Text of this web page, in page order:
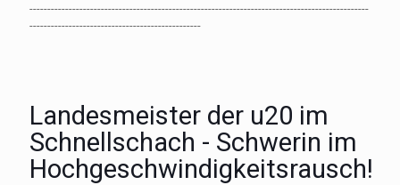
-----------------------------------------------------------------------------------------------
------------------------------------------------
Landesmeister der u20 im
Schnellschach - Schwerin im
Hochgeschwindigkeitsrausch!